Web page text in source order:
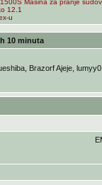
12.1
u
10 minuta
, Brazorf Ajeje,